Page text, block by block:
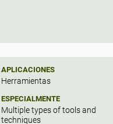
APLICACIONES
Herramientas
ESPECIALMENTE
Multiple types of tools and
techniques